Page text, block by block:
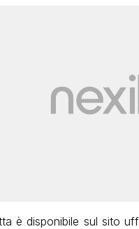
è disponibile sul sito